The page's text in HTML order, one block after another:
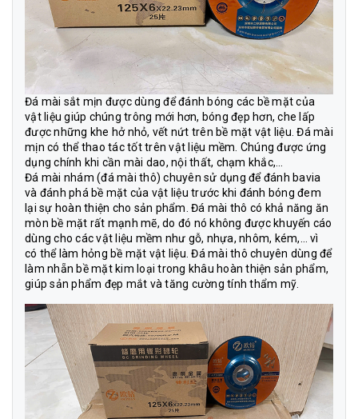
Đá mài sắt mịn được dùng để đánh bóng các bề mặt của
vật liệu giúp chúng trông mới hơn, bóng đẹp hơn, che lấp
được những khe hở nhỏ, vết nứt trên bề mặt vật liệu. Đá mài
mịn có thể thao tác tốt trên vật liệu mềm. Chúng được ứng
dụng chính khi cần mài dao, nội thất, chạm khắc,…
Đá mài nhám (đá mài thô) chuyên sử dụng để đánh bavia
và đánh phá bề mặt của vật liệu trước khi đánh bóng đem
lại sự hoàn thiện cho sản phẩm. Đá mài thô có khả năng ăn
mòn bề mặt rất mạnh mẽ, do đó nó không được khuyến cáo
dùng cho các vật liệu mềm như gỗ, nhựa, nhôm, kém,… vì
có thể làm hỏng bề mặt vật liệu. Đá mài thô chuyên dùng để
làm nhẵn bề mặt kim loại trong khâu hoàn thiện sản phẩm,
giúp sản phẩm đẹp mắt và tăng cường tính thẩm mỹ.